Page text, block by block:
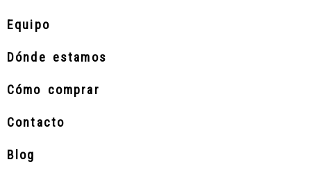
Equipo
Dónde estamos
Cómo comprar
Contacto
Blog